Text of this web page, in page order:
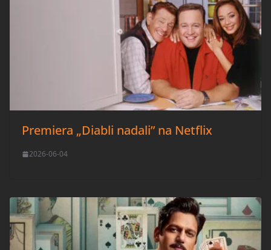
Premiera „Diabli nadali” na Netflix
2026-06-04